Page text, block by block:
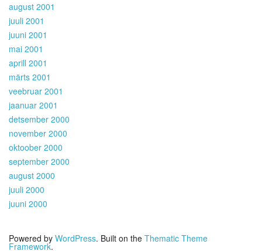
august 2001
juuli 2001
juuni 2001
mai 2001
aprill 2001
märts 2001
veebruar 2001
jaanuar 2001
detsember 2000
november 2000
oktoober 2000
september 2000
august 2000
juuli 2000
juuni 2000
Powered by WordPress. Built on the Thematic Theme
Framework.